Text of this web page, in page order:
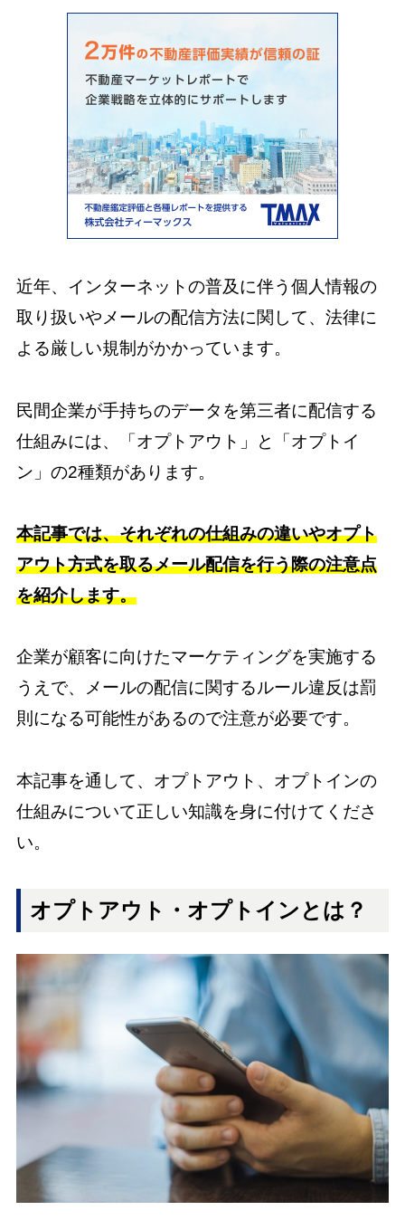
近年、インターネットの普及に伴う個人情報の
取り扱いやメールの配信方法に関して、法律に
よる厳しい規制がかかっています。
民間企業が手持ちのデータを第三者に配信する
仕組みには、「オプトアウト」と「オプトイ
ン」の2種類があります。
本記事では、それぞれの仕組みの違いやオプト
アウト方式を取るメール配信を行う際の注意点
を紹介します。
企業が顧客に向けたマーケティングを実施する
うえで、メールの配信に関するルール違反は罰
則になる可能性があるので注意が必要です。
本記事を通して、オプトアウト、オプトインの
仕組みについて正しい知識を身に付けてくださ
い。
オプトアウト・オプトインとは？